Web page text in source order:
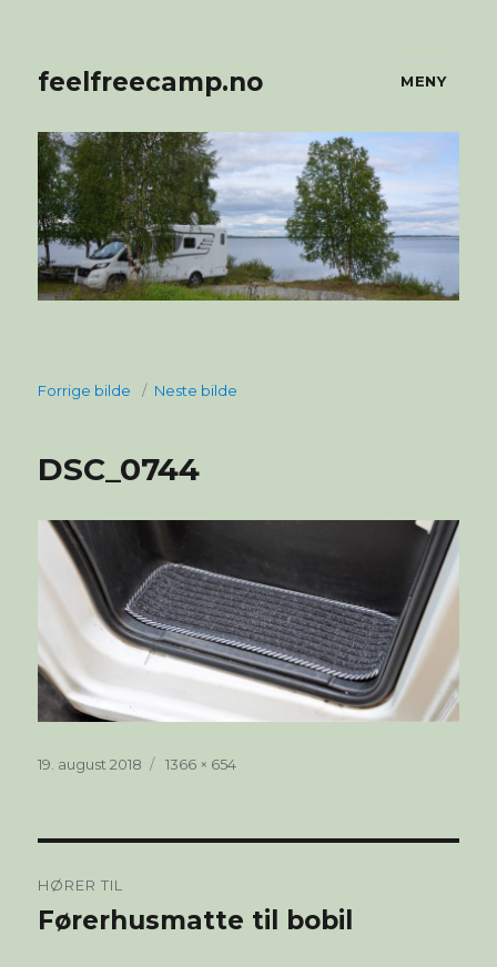
feelfreecamp.no MENY
Forrige bilde Neste bilde
DSC_0744
Publisert
19. august 2018
Full
1366 × 654
HØRER TIL
Førerhusmatte til bobil